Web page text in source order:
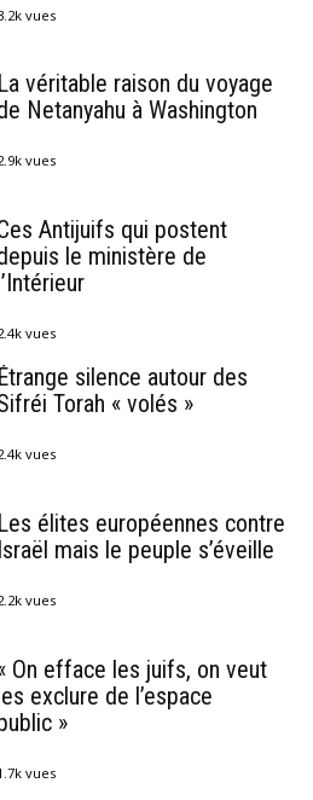
vues
La véritable raison du voyage
Netanyahu à Washington
vues
Antijuifs qui postent
le ministère de
vues
Étrange silence autour des
Torah « volés »
vues
Les élites européennes contre
Israël mais le peuple s’éveille
vues
On efface les juifs, on veut
exclure de l’espace
»
vues